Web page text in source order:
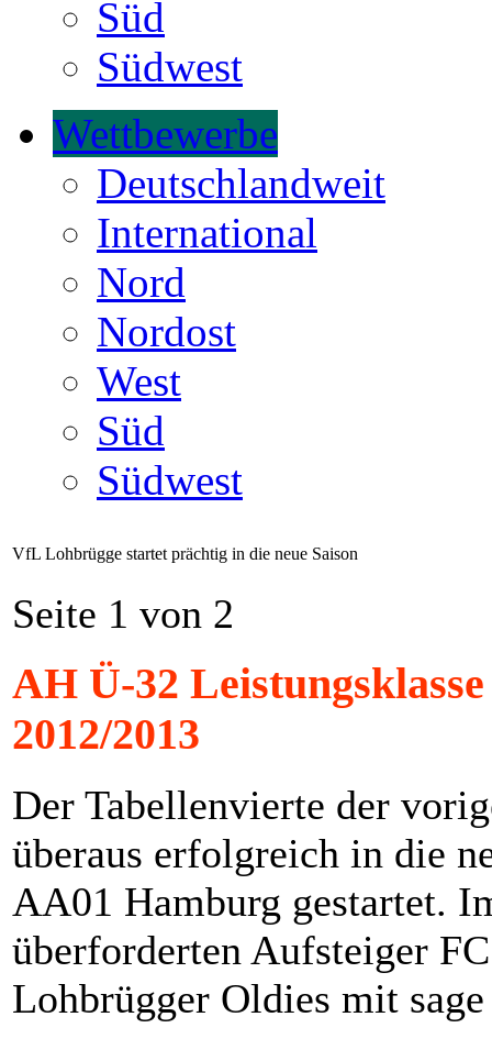
Süd
Südwest
Wettbewerbe
Deutschlandweit
International
Nord
Nordost
West
Süd
Südwest
VfL Lohbrügge startet prächtig in die neue Saison
Seite 1 von 2
AH Ü-32
2012/2013
Der Tabellenvierte der
überaus erfolgreich in die
AA01 Hamburg gestartet.
überforderten Aufsteiger
Lohbrügger Oldies mit